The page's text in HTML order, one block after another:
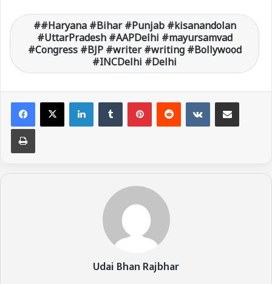
#Haryana #Bihar #Punjab #kisanandolan
#UttarPradesh #AAPDelhi #mayursamvad
#Congress #BJP #writer #writing #Bollywood
#INCDelhi #Delhi
LinkedIn VKontakte
Udai Bhan Rajbhar